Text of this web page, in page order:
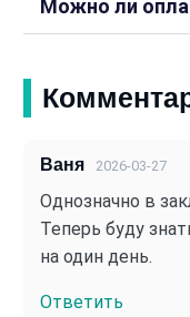
Можно ли
Ваня 2026-03-27
Однозначно в
Теперь буду
на один день.
Ответить